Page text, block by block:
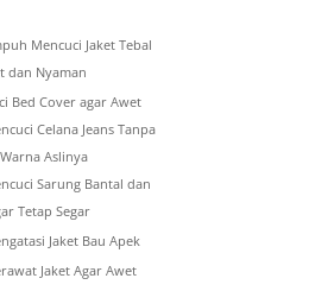
Mencuci Jaket Tebal
dan Nyaman
Bed Cover agar Awet
Celana Jeans Tanpa
Aslinya
Sarung Bantal dan
Tetap Segar
Jaket Bau Apek
Jaket Agar Awet